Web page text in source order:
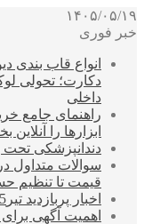
۱۴۰۵/۰۵/۱۹
خبر فوری
انواع قاب بندی
دکارت؛ تحولی
داخلی
راهنمای جامع
ابزارها را آنلاین
دندانپزشکی
سوالات متداول
قیمت تا تنظیم
اخبار پربازدید تیر1405
اهمیت آگهی